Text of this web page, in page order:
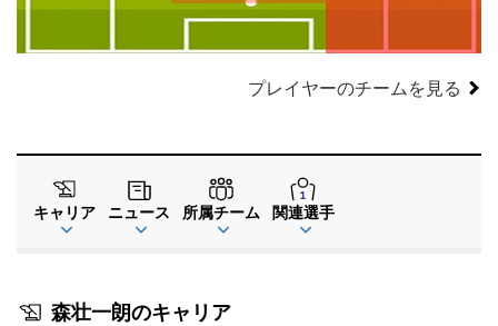
GK
プレイヤーのチームを見る
キャリア ニュース 所属チーム 関連選手
森壮一朗のキャリア